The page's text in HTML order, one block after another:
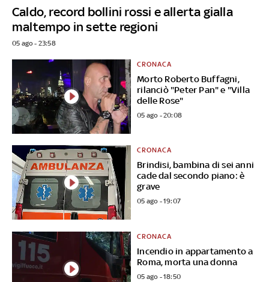
Caldo, record bollini rossi e allerta gialla
maltempo in sette regioni
05 ago - 23:58
Morto Roberto Buffagni,
rilanciò "Peter Pan" e "Villa
delle Rose"
CRONACA
05 ago - 20:08
Brindisi, bambina di sei anni
cade dal secondo piano: è
grave
CRONACA
05 ago - 19:07
Incendio in appartamento a
Roma, morta una donna
CRONACA
05 ago - 18:50